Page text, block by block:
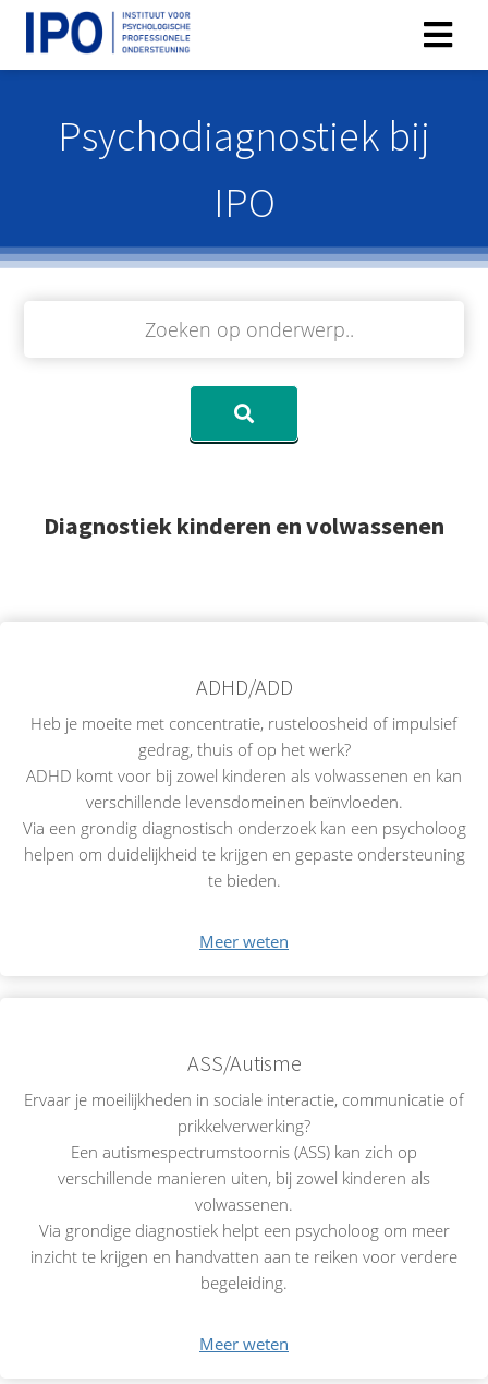
Psychodiagnostiek bij
IPO
Diagnostiek kinderen en volwassenen
ADHD/ADD
Heb je moeite met concentratie, rusteloosheid of impulsief
gedrag, thuis of op het werk?
ADHD komt voor bij zowel kinderen als volwassenen en kan
verschillende levensdomeinen beïnvloeden.
Via een grondig diagnostisch onderzoek kan een psycholoog
helpen om duidelijkheid te krijgen en gepaste ondersteuning
te bieden.
Meer weten
ASS/Autisme
Ervaar je moeilijkheden in sociale interactie, communicatie of
prikkelverwerking?
Een autismespectrumstoornis (ASS) kan zich op
verschillende manieren uiten, bij zowel kinderen als
volwassenen.
Via grondige diagnostiek helpt een psycholoog om meer
inzicht te krijgen en handvatten aan te reiken voor verdere
begeleiding.
Meer weten